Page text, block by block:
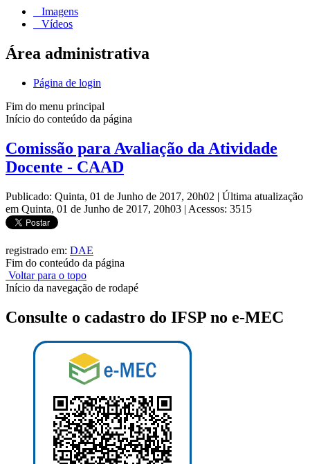
Imagens
Vídeos
Área administrativa
Página de login
Fim do menu principal
Início do conteúdo da página
Comissão para Avaliação da Atividade
Docente - CAAD
Publicado: Quinta, 01 de Junho de 2017, 20h02 | Última atualização
em Quinta, 01 de Junho de 2017, 20h03 | Acessos: 3515
registrado em: DAE
Fim do conteúdo da página
Voltar para o topo
Início da navegação de rodapé
Consulte o cadastro do IFSP no e-MEC